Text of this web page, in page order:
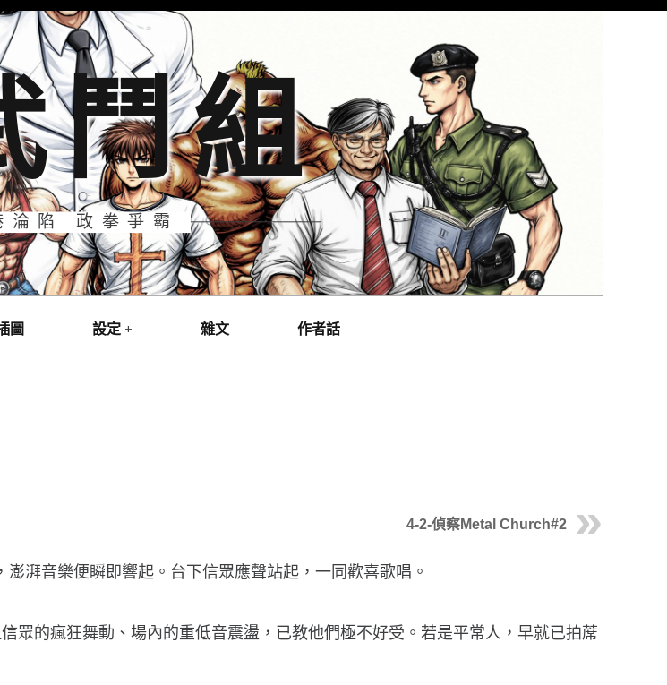
鬥組
淪陷 政拳爭霸
圖 設定 雜文 作者話
4-2-偵察Metal Church#2
湃音樂便瞬即響起。台下信眾應聲站起，一同歡喜歌唱。
的瘋狂舞動、場內的重低音震盪，已教他們極不好受。若是平常人，早就已拍蓆